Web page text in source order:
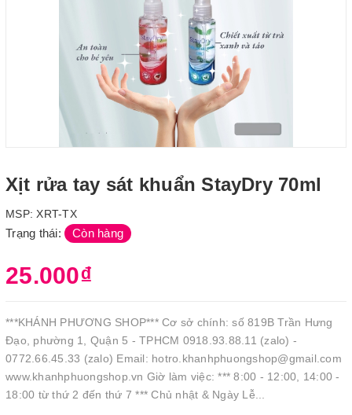
Xịt rửa tay sát khuẩn StayDry 70ml
MSP:XRT-TX
Trạng thái: Còn hàng
25.000₫
***KHÁNH PHƯƠNG SHOP*** Cơ sở chính: số 819B Trần Hưng
Đạo, phường 1, Quận 5 - TPHCM 0918.93.88.11 (zalo) -
0772.66.45.33 (zalo) Email: hotro.khanhphuongshop@gmail.com
www.khanhphuongshop.vn Giờ làm việc: *** 8:00 - 12:00, 14:00 -
18:00 từ thứ 2 đến thứ 7 *** Chủ nhật & Ngày Lễ...